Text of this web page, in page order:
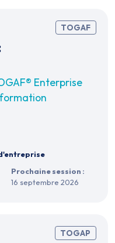
TOGAF
Enterprise
Prochaine session :
16 septembre 2026
TOGAP